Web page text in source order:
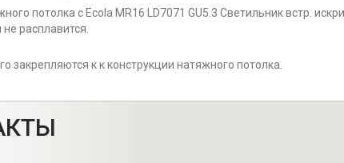
потолка с Ecola MR16 LD7071 GU5.3 Светильник встр.
расплавится.
закрепляются к к конструкции натяжного потолка.